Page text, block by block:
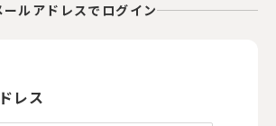
ールアドレスでログイン
レス